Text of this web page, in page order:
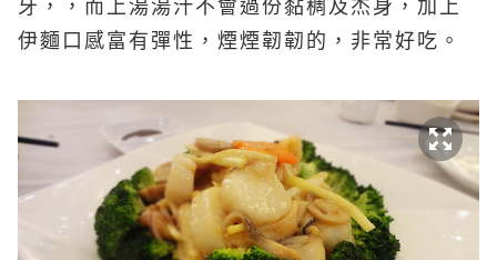
牙，，而上湯湯汁不會過份黏稠及杰身，加上
伊麵口感富有彈性，煙煙韌韌的，非常好吃。